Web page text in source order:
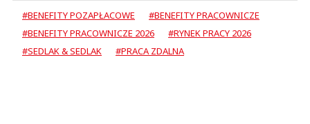
#BENEFITY POZAPŁACOWE
#BENEFITY PRACOWNICZE
#BENEFITY PRACOWNICZE 2026
#RYNEK PRACY 2026
#SEDLAK & SEDLAK
#PRACA ZDALNA